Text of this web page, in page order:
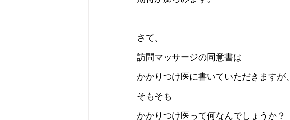
さて、
訪問マッサージの同意書は
かかりつけ医に書いていただきますが、
そもそも
かかりつけ医って何なんでしょうか？